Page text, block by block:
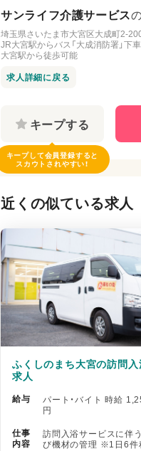
サンライフ介護サービス
埼玉県さいたま市大宮区大成町2-
JR大宮駅からバス「大成消防署」下
大宮駅から徒歩可能
求人詳細に戻る
キープする
キープして会員登録すると
スカウトされやすい！
近くの似ている求人
ふくしのまち大宮の訪問
求人
給与
パート・バイト 時給
円
仕事
内容
訪問入浴サービスに伴
び機材の管理 ※1日6